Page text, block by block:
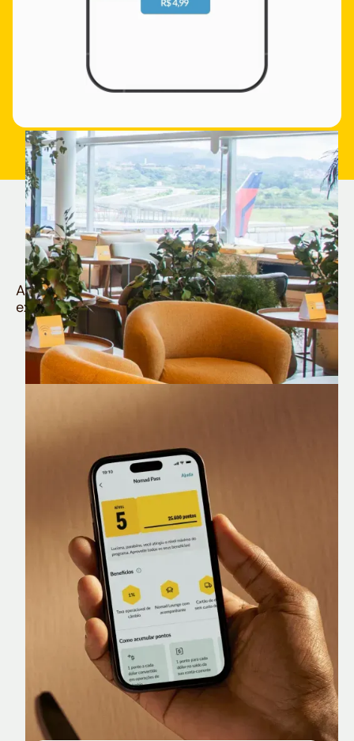
Quem é Nomad tem
muito mais
Aproveite todos os benefícios e vantagens
exclusivas da sua Conta Internacional
Nomad Lounge
Sala VIP no Aeroporto de Guarulhos